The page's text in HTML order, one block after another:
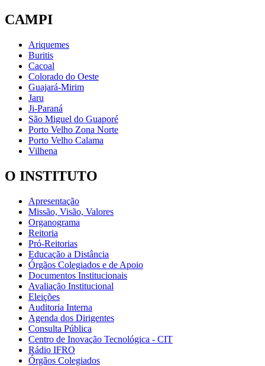
CAMPI
Ariquemes
Buritis
Cacoal
Colorado do Oeste
Guajará-Mirim
Jaru
Ji-Paraná
São Miguel do Guaporé
Porto Velho Zona Norte
Porto Velho Calama
Vilhena
O INSTITUTO
Apresentação
Missão, Visão, Valores
Organograma
Reitoria
Pró-Reitorias
Educação a Distância
Órgãos Colegiados e de Apoio
Documentos Institucionais
Avaliação Institucional
Eleições
Auditoria Interna
Agenda dos Dirigentes
Consulta Pública
Centro de Inovação Tecnológica - CIT
Rádio IFRO
Órgãos Colegiados